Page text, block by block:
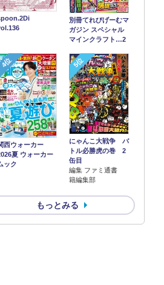
別冊てれびげーむマ
ガジン スペシャル
マインクラフト…2
4位
西ウォーカー
夏 ウォーカー
ック
5位
にゃんこ大戦争 バ
トル必勝虎の巻 2
缶目
編集 ファミ通書
籍編集部
もっとみる